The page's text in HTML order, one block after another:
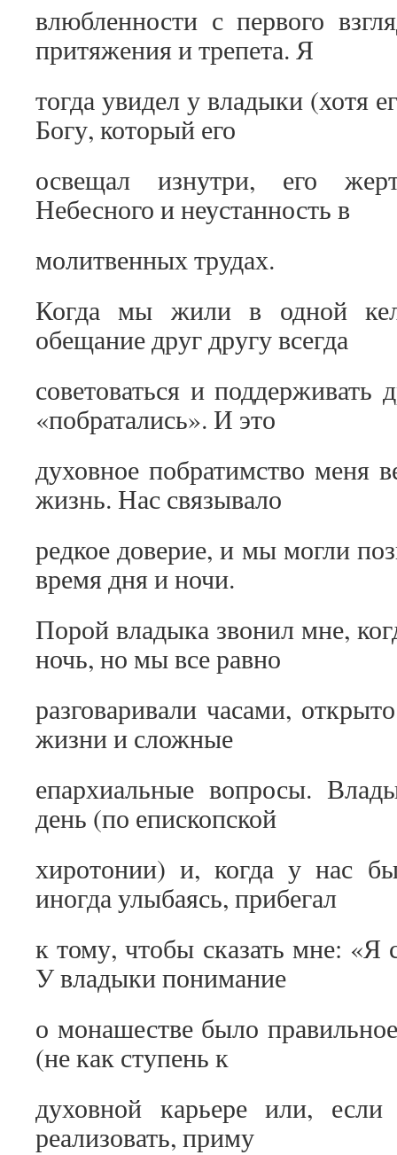
влюбленности с первого
притяжения и трепета. Я
тогда увидел у владыки (хотя
Богу, который его
освещал изнутри, его
Небесного и неустанность в
молитвенных трудах.
Когда мы жили в одной
обещание друг другу всегда
советоваться и поддерживать
«побратались». И это
духовное побратимство меня
жизнь. Нас связывало
редкое доверие, и мы могли
время дня и ночи.
Порой владыка звонил мне,
ночь, но мы все равно
разговаривали часами,
жизни и сложные
епархиальные вопросы.
день (по епископской
хиротонии) и, когда у нас
иногда улыбаясь, прибегал
к тому, чтобы сказать мне: «Я
У владыки понимание
о монашестве было
(не как ступень к
духовной карьере или,
реализовать, приму